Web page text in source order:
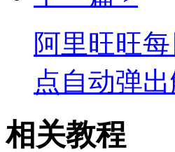
阿里旺旺
点自动弹
相关教程